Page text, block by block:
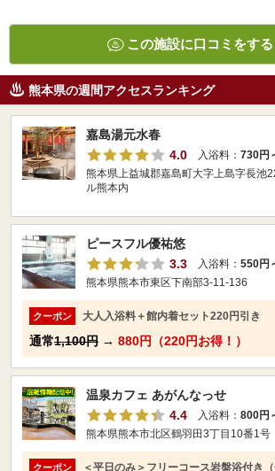
この施設に口コミをする
熊本県の週間アクセスランキング
嘉島湯元水春
4.0
入浴料： 730円
熊本県上益城郡嘉島町大字上島字長池
ル熊本内
ピースフル優祐悠
3.3
入浴料： 550円
熊本県熊本市東区下南部3-11-136
クーポン 大人入浴料＋館内着セット220円引き
通常1,100円 → 880円（220円お得！）
温泉カフェ あがんなっせ
4.4
入浴料： 800円
熊本県熊本市北区鶴羽田3丁目10番1号
クーポン ＜平日のみ＞フリーコース岩盤浴付き